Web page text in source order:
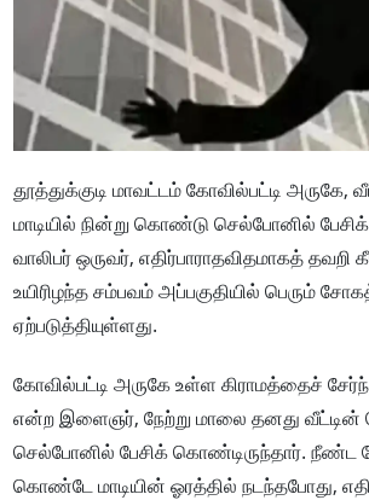
தூத்துக்குடி மாவட்டம் கோவில்பட்டி
மாடியில் நின்று கொண்டு செல்போனில்
வாலிபர் ஒருவர், எதிர்பாராதவிதமாகத் தவறி
உயிரிழந்த சம்பவம் அப்பகுதியில் பெரும்
ஏற்படுத்தியுள்ளது.
கோவில்பட்டி அருகே உள்ள கிராமத்தைச்
என்ற இளைஞர், நேற்று மாலை தனது வீட்டின்
செல்போனில் பேசிக் கொண்டிருந்தார். நீண்ட
கொண்டே மாடியின் ஓரத்தில் நடந்தபோது,